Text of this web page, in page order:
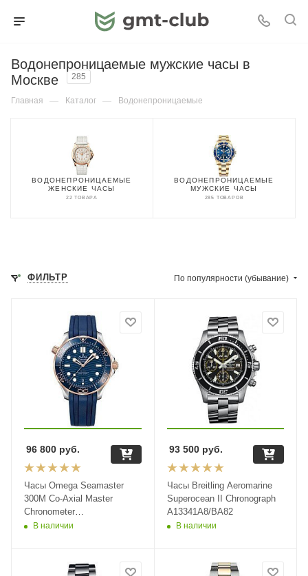
Водонепроницаемые мужские часы в
Москве
285
Главная — Каталог — Водонепроницаемые
ВОДОНЕПРОНИЦАЕМЫЕ
ЖЕНСКИЕ ЧАСЫ
22 ТОВАРА
ВОДОНЕПРОНИЦАЕМЫЕ
МУЖСКИЕ ЧАСЫ
285 ТОВАРОВ
ФИЛЬТР По популярности (убывание)
Часы Omega Seamaster
300M Co-Axial Master
Chronometer
210.22.42.20.03.001
В наличии
96 800 руб.
Часы Breitling Aeromarine
Superocean II Chronograph
A13341A8/BA82
В наличии
93 500руб.